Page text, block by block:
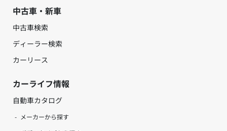
中古車・新車
中古車検索
ディーラー検索
カーリース
カーライフ情報
自動車カタログ
メーカーから探す